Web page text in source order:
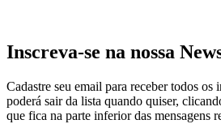
Inscreva-se na nossa
Cadastre seu email para receber todos
poderá sair da lista quando quiser,
que fica na parte inferior das mensagens